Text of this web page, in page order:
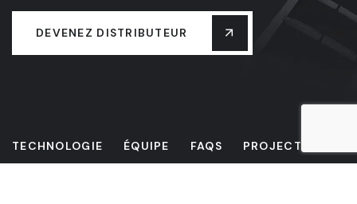
DEVENEZ DISTRIBUTEUR
TECHNOLOGIE ÉQUIPE FAQS PROJECTS